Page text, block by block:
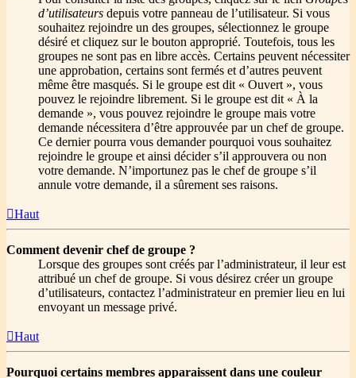
d’utilisateurs depuis votre panneau de l’utilisateur. Si vous
souhaitez rejoindre un des groupes, sélectionnez le groupe
désiré et cliquez sur le bouton approprié. Toutefois, tous les
groupes ne sont pas en libre accès. Certains peuvent nécessiter
une approbation, certains sont fermés et d’autres peuvent
même être masqués. Si le groupe est dit « Ouvert », vous
pouvez le rejoindre librement. Si le groupe est dit « À la
demande », vous pouvez rejoindre le groupe mais votre
demande nécessitera d’être approuvée par un chef de groupe.
Ce dernier pourra vous demander pourquoi vous souhaitez
rejoindre le groupe et ainsi décider s’il approuvera ou non
votre demande. N’importunez pas le chef de groupe s’il
annule votre demande, il a sûrement ses raisons.
Haut
Comment devenir chef de groupe ?
Lorsque des groupes sont créés par l’administrateur, il leur est
attribué un chef de groupe. Si vous désirez créer un groupe
d’utilisateurs, contactez l’administrateur en premier lieu en lui
envoyant un message privé.
Haut
Pourquoi certains membres apparaissent dans une couleur